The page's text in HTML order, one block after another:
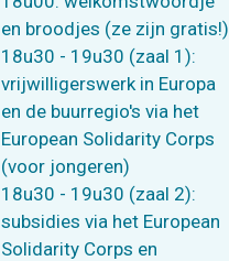
en broodjes (ze zijn gratis!)
18u30 - 19u30 (zaal 1):
vrijwilligerswerk in Europa
en de buurregio's via het
European Solidarity Corps
(voor jongeren)
18u30 - 19u30 (zaal 2):
subsidies via het European
Solidarity Corps en